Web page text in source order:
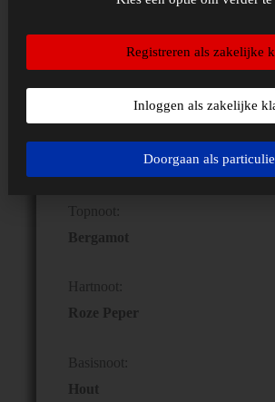
lavendel benadrukken een klasieke
mannelijkheid die gemoderniseerd
de zachte ambernoot.
Varen – Amberachtig
authentieke en baanbrekende man.
Bergamot
Hartnoot:
Roze Peper
Basisnoot:
Hout
Registreren als zakelijke
Inloggen als zakelijke
Doorgaan als